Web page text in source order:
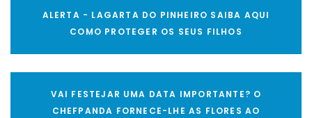
ALERTA - LAGARTA DO PINHEIRO SAIBA AQUI
COMO PROTEGER OS SEUS FILHOS
VAI FESTEJAR UMA DATA IMPORTANTE? O
CHEFPANDA FORNECE-LHE AS FLORES AO